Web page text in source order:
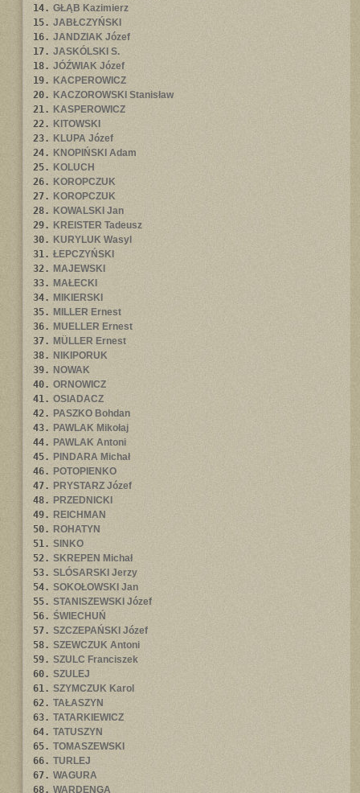
14. GŁĄB Kazimierz
15. JABŁCZYŃSKI
16. JANDZIAK Józef
17. JASKÓLSKI S.
18. JÓŹWIAK Józef
19. KACPEROWICZ
20. KACZOROWSKI Stanisław
21. KASPEROWICZ
22. KITOWSKI
23. KLUPA Józef
24. KNOPIŃSKI Adam
25. KOLUCH
26. KOROPCZUK
27. KOROPCZUK
28. KOWALSKI Jan
29. KREISTER Tadeusz
30. KURYLUK Wasyl
31. ŁEPCZYŃSKI
32. MAJEWSKI
33. MAŁECKI
34. MIKIERSKI
35. MILLER Ernest
36. MUELLER Ernest
37. MÜLLER Ernest
38. NIKIPORUK
39. NOWAK
40. ORNOWICZ
41. OSIADACZ
42. PASZKO Bohdan
43. PAWLAK Mikołaj
44. PAWLAK Antoni
45. PINDARA Michał
46. POTOPIENKO
47. PRYSTARZ Józef
48. PRZEDNICKI
49. REICHMAN
50. ROHATYN
51. SINKO
52. SKREPEN Michał
53. SLÓSARSKI Jerzy
54. SOKOŁOWSKI Jan
55. STANISZEWSKI Józef
56. ŚWIECHUŃ
57. SZCZEPAŃSKI Józef
58. SZEWCZUK Antoni
59. SZULC Franciszek
60. SZULEJ
61. SZYMCZUK Karol
62. TAŁASZYN
63. TATARKIEWICZ
64. TATUSZYN
65. TOMASZEWSKI
66. TURLEJ
67. WAGURA
68. WARDENGA